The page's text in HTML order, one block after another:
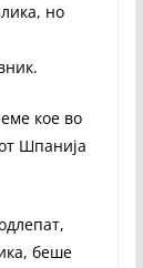
но
кое во
Шпанија
беше